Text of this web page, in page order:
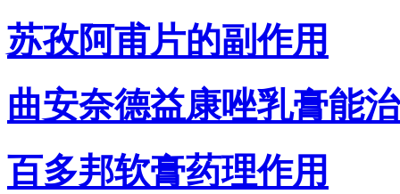
苏孜阿甫片的副作用
曲安奈德益康唑乳膏能
百多邦软膏药理作用